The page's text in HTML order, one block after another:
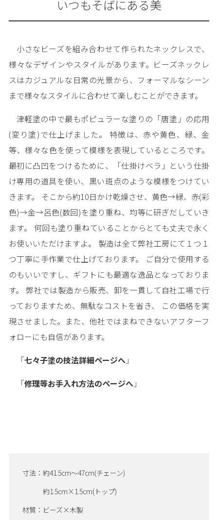
いつもそばにある美
小さなビーズを組み合わせて作られたネックレスで、
様々なデザインやスタイルがあります。ビーズネックレ
スはカジュアルな日常の光景から、フォーマルなシーン
まで様々なスタイルに合わせて楽しむことができます。
津軽塗の中で最もポピュラーな塗りの「唐塗」の応用
(変り塗)で仕上げました。 特徴は、赤や黄色、緑、金
等、様々な色を使って模様を表現しているところです。
最初に凸凹をつけるために、「仕掛けベラ」という仕掛
け専用の道具を使い、黒い斑点のような模様をつけてい
きます。 そこから約10日かけ乾燥させ、黄色→緑、赤(彩
色)→金→呂色(数回)を塗り重ね、均等に研ぎだしていき
ます。 何回も塗り重ねていることからとても丈夫で永く
お使いいただけますよ。 製造は全て弊社工房にて１つ１
つ丁寧に手作業で仕上げております。 ご自分で使用する
のもいいですし、ギフトにも最適な逸品となっておりま
す。 弊社では製造から販売、卸を一貫して自社工場で行
っておりますため、無駄なコストを省き、 この価格を実
現させました。また、他社ではまねできないアフターフ
ォローにも自信があります。
「七々子塗の技法詳細ページへ」
「修理等お手入れ方法のページへ」
寸法：約41.5cm～47cm(チェーン)
約1.5cm×1.5cm(トップ)
材質：ビーズ×木製